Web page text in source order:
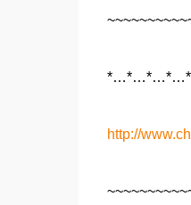
*…*…*…*…*…
http://